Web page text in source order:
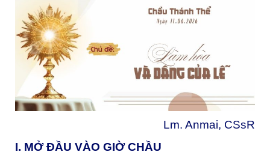
Lm. Anmai, CSsR
I. MỞ ĐẦU VÀO GIỜ CHẦU